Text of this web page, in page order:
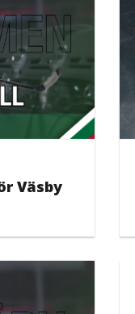
Väsby